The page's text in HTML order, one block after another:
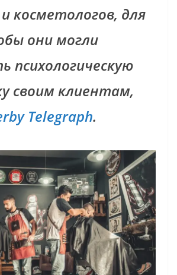
косметологов, для
они могли
психологическую
своим клиентам,
Telegraph.